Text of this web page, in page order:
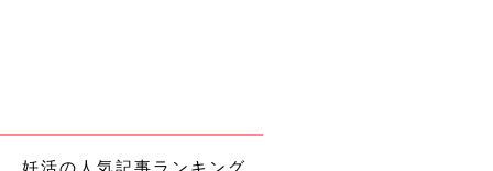
妊活の人気記事ランキング